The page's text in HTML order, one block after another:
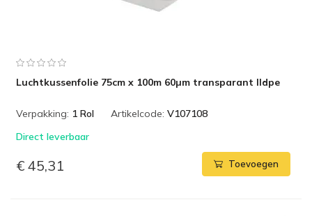
Luchtkussenfolie 75cm x 100m 60µm transparant lldpe
Verpakking: 1 Rol Artikelcode: V107108
Direct leverbaar
€ 45,31 Toevoegen